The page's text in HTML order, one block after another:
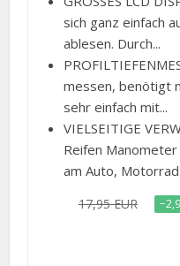
sich ganz einfach
ablesen. Durch...
messen, benötigt
sehr einfach mit...
VIELSEITIGE
Reifen
am Auto,
17,95 EUR